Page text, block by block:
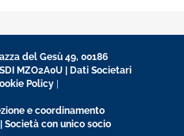
del Gesù 49, 00186
MZO2A0U |
Dati Societari
Policy
e coordinamento
Società con unico socio